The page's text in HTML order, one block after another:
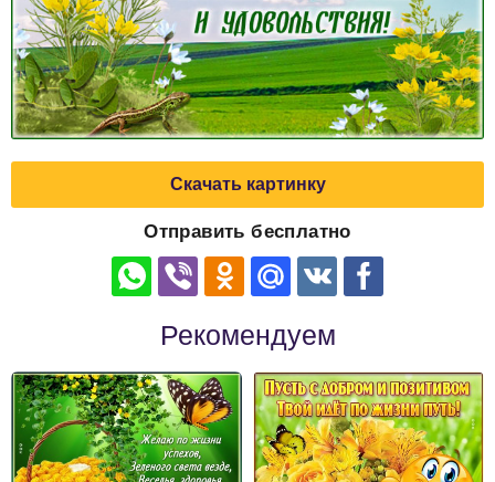
Скачать картинку
Отправить бесплатно
Рекомендуем